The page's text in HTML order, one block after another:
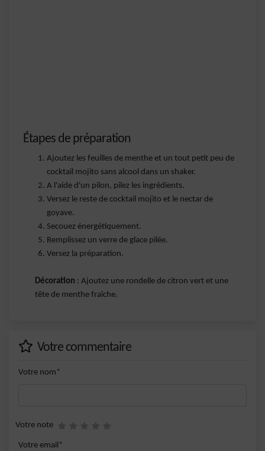
Étapes de préparation
Ajoutez les feuilles de menthe et un tout petit peu de
cocktail mojito sans alcool dans un shaker.
A l'aide d'un pilon, pilez les ingrédients.
Versez le reste de cocktail mojito et le nectar de
goyave.
Secouez énergétiquement.
Remplissez un verre de glace pilée.
Versez la préparation.
Décoration : Ajoutez une rondelle de citron vert et une
tête de menthe fraîche.
Votre commentaire
Votre nom*
Votre note
Votre email*